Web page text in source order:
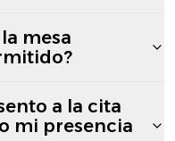
mesa
a la cita
mi presencia